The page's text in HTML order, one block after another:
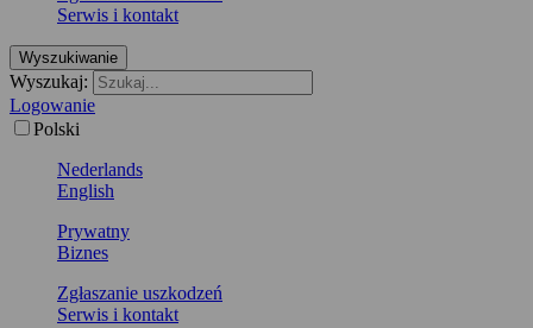
Serwis i kontakt
Wyszukiwanie
Wyszukaj:
Logowanie
Polski
Nederlands
English
Prywatny
Biznes
Zgłaszanie uszkodzeń
Serwis i kontakt